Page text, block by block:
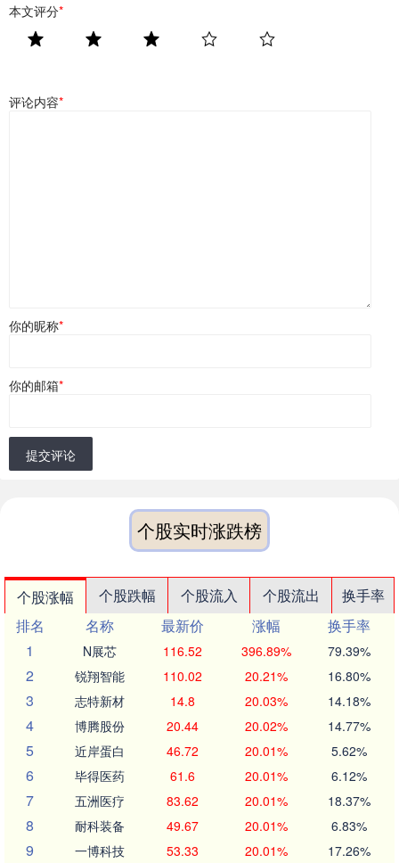
本文评分*
评论内容*
你的昵称*
你的邮箱*
提交评论
个股实时涨跌榜
个股涨幅 个股跌幅 个股流入 个股流出
换手率
排名
名称 最新价 涨幅
换手率
1
N展芯 116.52 396.89% 79.39%
2 锐翔智能 110.02 20.21% 16.80%
3 志特新材 14.8 20.03% 14.18%
4 博腾股份 20.44 20.02% 14.77%
5 近岸蛋白 46.72 20.01% 5.62%
6 毕得医药 61.6 20.01% 6.12%
7 五洲医疗 83.62 20.01% 18.37%
8 耐科装备 49.67 20.01% 6.83%
9 一博科技 53.33 20.01% 17.26%